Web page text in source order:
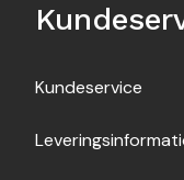
Kundeservice